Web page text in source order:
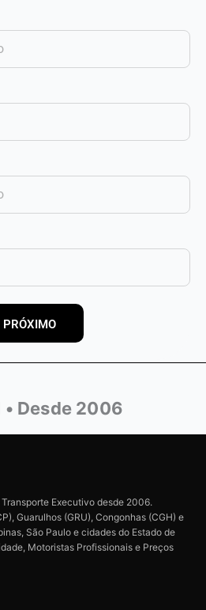
PRÓXIMO
• Desde 2006
Executivo desde 2006.
Guarulhos (GRU), Congonhas (CGH) e
São Paulo e cidades do Estado de
Motoristas Profissionais e Preços